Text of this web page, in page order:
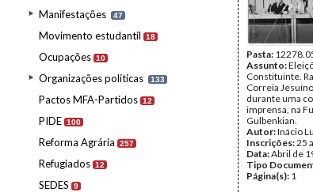
Manifestações 47
Movimento estudantil 18
Ocupações 10
Organizações políticas 133
Pactos MFA-Partidos 12
PIDE 100
Reforma Agrária 257
Refugiados 12
SEDES 9
Pasta:
Assunto:
Constituinte.
Correia
durante uma
imprensa, na
Gulbenkian.
Autor:Inácio
Inscrições:25
Data:Abril de
Tipo
Página(s): 1